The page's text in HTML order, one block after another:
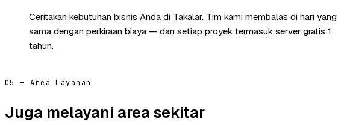
Ceritakan kebutuhan bisnis Anda di Takalar. Tim kami membalas di hari yang
sama dengan perkiraan biaya — dan setiap proyek termasuk server gratis 1
tahun.
05 — Area Layanan
Juga melayani area sekitar